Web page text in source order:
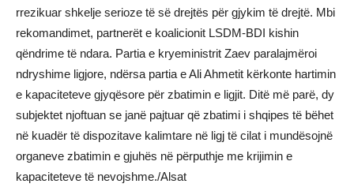
rrezikuar shkelje serioze të së drejtës për gjykim të drejtë. Mbi
rekomandimet, partnerët e koalicionit LSDM-BDI kishin
qëndrime të ndara. Partia e kryeministrit Zaev paralajmëroi
ndryshime ligjore, ndërsa partia e Ali Ahmetit kërkonte hartimin
e kapaciteteve gjyqësore për zbatimin e ligjit. Ditë më parë, dy
subjektet njoftuan se janë pajtuar që zbatimi i shqipes të bëhet
në kuadër të dispozitave kalimtare në ligj të cilat i mundësojnë
organeve zbatimin e gjuhës në përputhje me krijimin e
kapaciteteve të nevojshme./Alsat